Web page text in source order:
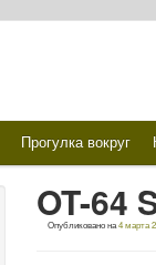
Прогулка вокруг
OT-64
Опубликовано на4 марта